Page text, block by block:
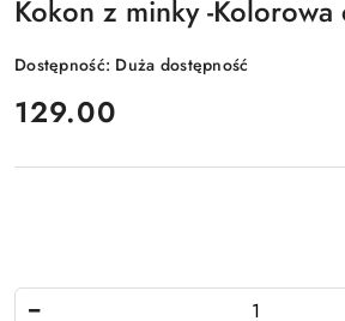
Kokon z minky -Kolorowa
Dostępność: Duża dostępność
cena:
129.00